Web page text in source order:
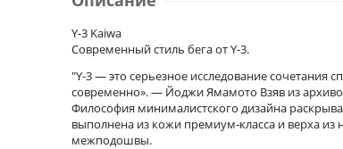
Y-3 Kaiwa
Современный стиль бега от Y-3.
"Y-3 — это серьезное исследование сочетания
современно». — Йоджи Ямамото Взяв из
Философия минималистского дизайна
выполнена из кожи премиум-класса и верха
межподошвы.